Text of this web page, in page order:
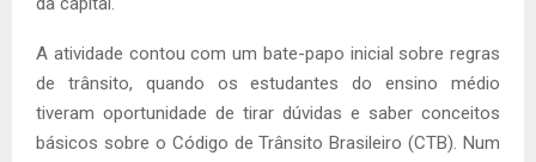
A atividade contou com um bate-papo inicial sobre regras
de trânsito, quando os estudantes do ensino médio
tiveram oportunidade de tirar dúvidas e saber conceitos
básicos sobre o Código de Trânsito Brasileiro (CTB). Num